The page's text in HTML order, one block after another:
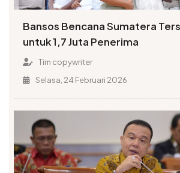
Bansos Bencana Sumatera
untuk 1,7 Juta Penerima
Tim copywriter
Selasa, 24 Februari 2026